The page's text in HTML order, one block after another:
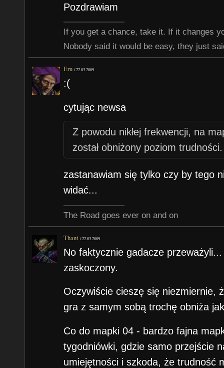
Pozdrawiam
If you get a chance, take it. If it changes
Nobody said it would be easy, they just
Eru /22.03.2009
:(
cytując newsa
Z powodu nikłej frekwencji, na
został obniżony poziom trudności.
zastanawiam się tylko czy by tego
widać...
The Road goes ever on and on
Thant /22.03.2009
No faktycznie gadacze
zaskoczony.
Oczywiście cieszę się niezmiernie,
gra z samym sobą trochę obniża
Co do mapki 04 - bardzo fajna
tygodniówki, gdzie samo przejście
umiejętności i szkoda, że trudność